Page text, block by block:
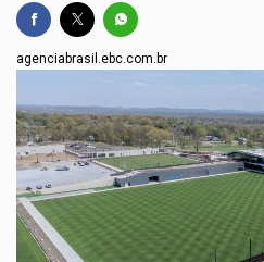
agenciabrasil.ebc.com.br